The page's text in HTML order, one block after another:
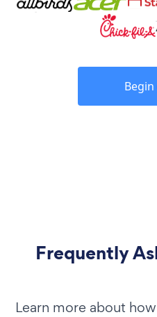
Frequently
Learn more about